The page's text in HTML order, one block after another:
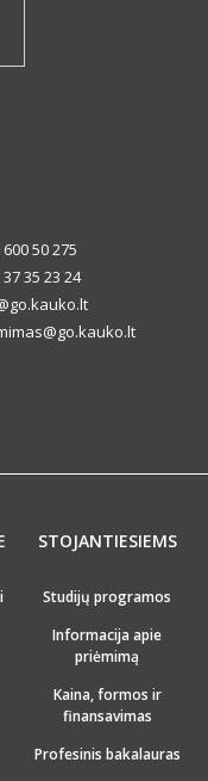
50 275
35 23 24
STOJANTIESIEMS
Studijų programos
Informacija apie
priėmimą
Kaina, formos ir
finansavimas
Profesinis bakalauras